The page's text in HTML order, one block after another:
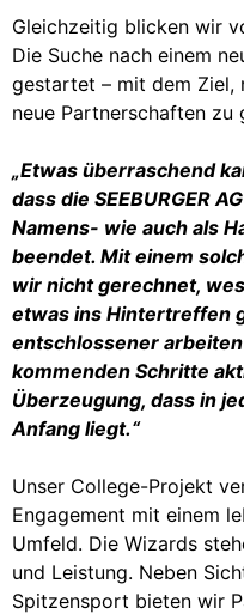
Gleichzeitig blicken wir
Die Suche nach einem
gestartet – mit dem Ziel,
neue Partnerschaften zu
„Etwas überraschend
dass die SEEBURGER
Namens- wie auch als
beendet. Mit einem
wir nicht gerechnet,
etwas ins Hintertreffen
entschlossener
kommenden Schritte
Überzeugung, dass in
Anfang liegt.“
Unser College-Projekt
Engagement mit einem
Umfeld. Die Wizards
und Leistung. Neben
Spitzensport bieten wir